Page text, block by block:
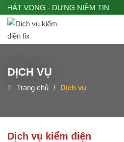
VỌNG - DỰNG NIỀM TIN
Hotline 0982918116
DỊCH VỤ
Trang chủ Dịch vụ
Dịch vụ kiểm điện